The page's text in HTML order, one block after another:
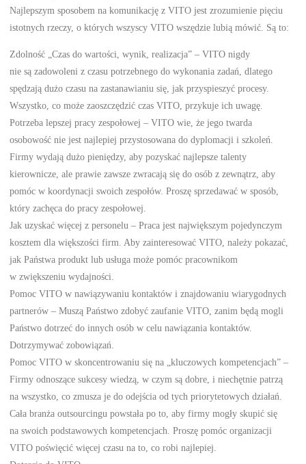
Najlepszym sposobem na komunikację z VITO jest zrozumienie pięciu
istotnych rzeczy, o których wszyscy VITO wszędzie lubią mówić. Są to:
Zdolność „Czas do wartości, wynik, realizacja” – VITO nigdy
nie są zadowoleni z czasu potrzebnego do wykonania zadań, dlatego
spędzają dużo czasu na zastanawianiu się, jak przyspieszyć procesy.
Wszystko, co może zaoszczędzić czas VITO, przykuje ich uwagę.
Potrzeba lepszej pracy zespołowej – VITO wie, że jego twarda
osobowość nie jest najlepiej przystosowana do dyplomacji i szkoleń.
Firmy wydają dużo pieniędzy, aby pozyskać najlepsze talenty
kierownicze, ale prawie zawsze zwracają się do osób z zewnątrz, aby
pomóc w koordynacji swoich zespołów. Proszę sprzedawać w sposób,
który zachęca do pracy zespołowej.
Jak uzyskać więcej z personelu – Praca jest największym pojedynczym
kosztem dla większości firm. Aby zainteresować VITO, należy pokazać,
jak Państwa produkt lub usługa może pomóc pracownikom
w zwiększeniu wydajności.
Pomoc VITO w nawiązywaniu kontaktów i znajdowaniu wiarygodnych
partnerów – Muszą Państwo zdobyć zaufanie VITO, zanim będą mogli
Państwo dotrzeć do innych osób w celu nawiązania kontaktów.
Dotrzymywać zobowiązań.
Pomoc VITO w skoncentrowaniu się na „kluczowych kompetencjach” –
Firmy odnoszące sukcesy wiedzą, w czym są dobre, i niechętnie patrzą
na wszystko, co zmusza je do odejścia od tych priorytetowych działań.
Cała branża outsourcingu powstała po to, aby firmy mogły skupić się
na swoich podstawowych kompetencjach. Proszę pomóc organizacji
VITO poświęcić więcej czasu na to, co robi najlepiej.